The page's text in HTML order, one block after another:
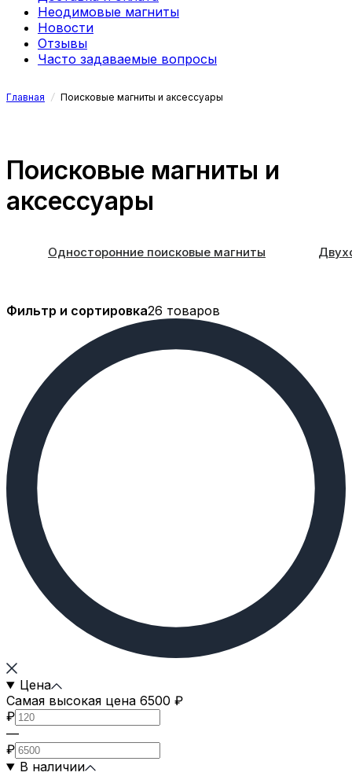
Неодимовые магниты
Новости
Отзывы
Часто задаваемые вопросы
Главная / Поисковые магниты и аксессуары
Поисковые магниты и
аксессуары
Односторонние поисковые магниты
Фильтр и сортировка26 товаров
Цена
Самая высокая цена 6500 ₽
₽
—
₽
В наличии